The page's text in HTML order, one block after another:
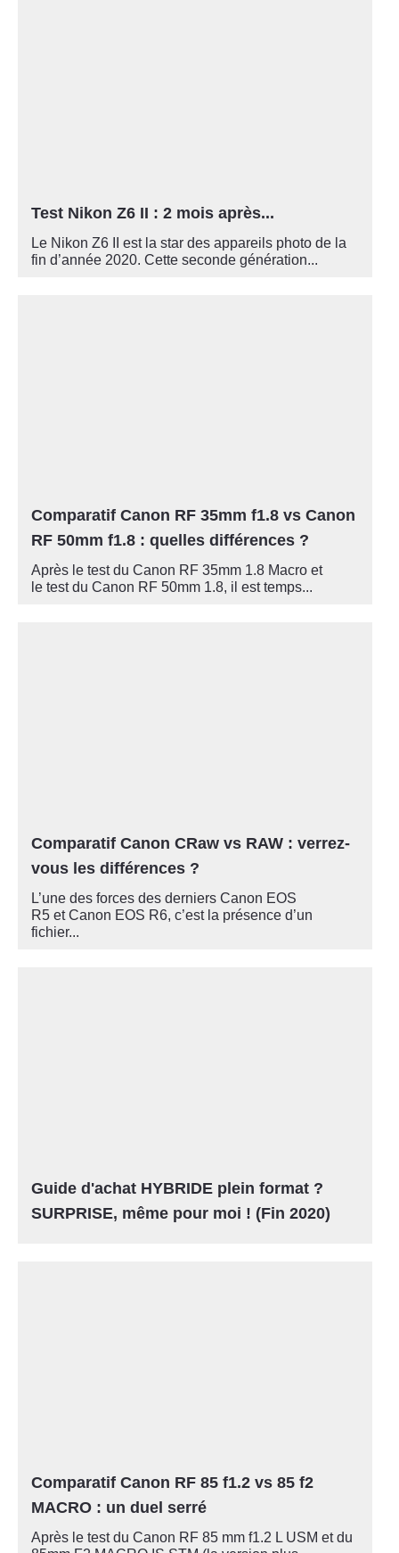
Test Nikon Z6 II : 2 mois après...
Le Nikon Z6 II est la star des appareils photo de la
fin d’année 2020. Cette seconde génération...
Comparatif Canon RF 35mm f1.8 vs Canon
RF 50mm f1.8 : quelles différences ?
Après le test du Canon RF 35mm 1.8 Macro et
le test du Canon RF 50mm 1.8, il est temps...
Comparatif Canon CRaw vs RAW : verrez-
vous les différences ?
L’une des forces des derniers Canon EOS
R5 et Canon EOS R6, c’est la présence d’un
fichier...
Guide d'achat HYBRIDE plein format ?
SURPRISE, même pour moi ! (Fin 2020)
Comparatif Canon RF 85 f1.2 vs 85 f2
MACRO : un duel serré
Après le test du Canon RF 85 mm f1.2 L USM et du